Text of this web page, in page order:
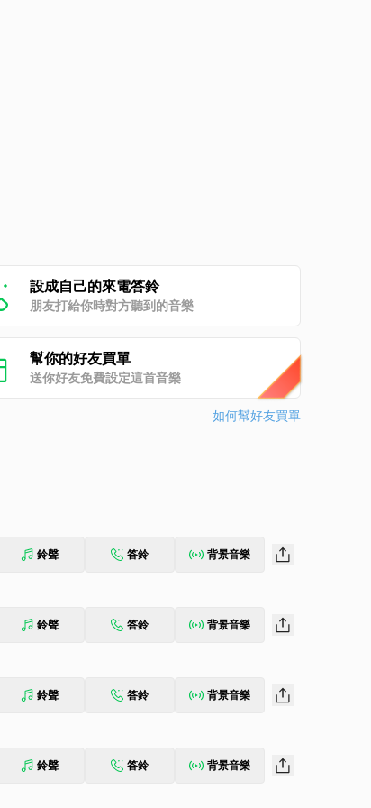
設成自己的來電答鈴
朋友打給你時對方聽到的音樂
幫你的好友買單
送你好友免費設定這首音樂
如何幫好友買單
鈴聲 答鈴 背景音樂
鈴聲 答鈴 背景音樂
鈴聲 答鈴 背景音樂
鈴聲 答鈴 背景音樂